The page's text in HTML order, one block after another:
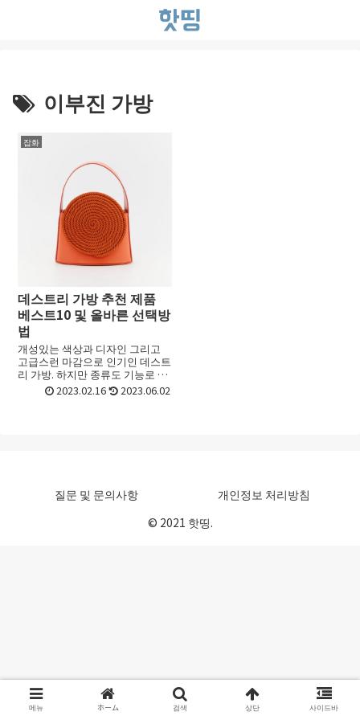
이부진 가방
잡화
데스트리 가방 추천 제품
베스트10 및 올바른 선택방
법
개성있는 색상과 디자인 그리고
고급스런 마감으로 인기인 데스트
리 가방. 하지만 종류도 기능로 많
아서 어떤 데스트리 가방를 골라
야 할지 선택하기가 어려울 때가
2023.02.16 2023.06.02
질문 및 문의사항
개인정보 처리방침
© 2021 핫띵.
메뉴 ホーム 검색 상단 사이드바